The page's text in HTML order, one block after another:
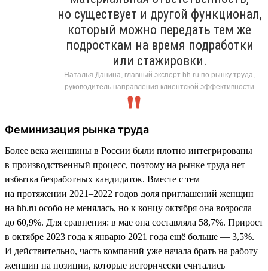
но существует и другой функционал,
который можно передать тем же
подросткам на время подработки
или стажировки.
Наталья Данина, главный эксперт hh.ru по рынку труда,
руководитель направления клиентской эффективности
Феминизация рынка труда
Более века женщины в России были плотно интегрированы
в производственный процесс, поэтому на рынке труда нет
избытка безработных кандидаток. Вместе с тем
на протяжении 2021–2022 годов доля приглашений женщин
на hh.ru особо не менялась, но к концу октября она возросла
до 60,9%. Для сравнения: в мае она составляла 58,7%. Прирост
в октябре 2023 года к январю 2021 года ещё больше — 3,5%.
И действительно, часть компаний уже начала брать на работу
женщин на позиции, которые исторически считались